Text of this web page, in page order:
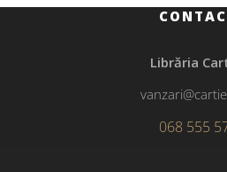
Librăria
068 555